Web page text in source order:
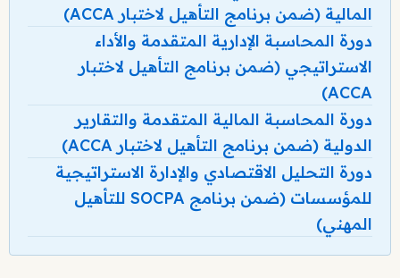
المالية (ضمن برنامج التأهيل لاختبار ACCA)
دورة المحاسبة الإدارية المتقدمة والأداء
الاستراتيجي (ضمن برنامج التأهيل لاختبار
ACCA)
دورة المحاسبة المالية المتقدمة والتقارير
الدولية (ضمن برنامج التأهيل لاختبار ACCA)
دورة التحليل الاقتصادي والإدارة الاستراتيجية
للمؤسسات (ضمن برنامج SOCPA للتأهيل
المهني)